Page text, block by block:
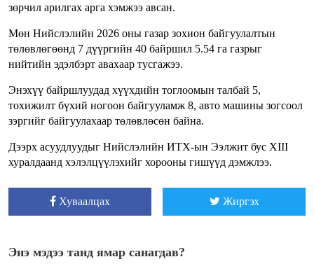
зөрчил арилгах арга хэмжээ авсан.
Мөн Нийслэлийн 2026 оны газар зохион байгуулалтын
төлөвлөгөөнд 7 дүүргийн 40 байршил 5.54 га газрыг
нийтийн эдэлбэрт авахаар тусгажээ.
Энэхүү байршлуудад хүүхдийн тоглоомын талбай 5,
тохижилт бүхий ногоон байгууламж 8, авто машины зогсоол
зэргийг байгуулахаар төлөвлөсөн байна.
Дээрх асуудлуудыг Нийслэлийн ИТХ-ын Ээлжит бус XIII
хуралдаанд хэлэлцүүлэхийг хорооны гишүүд дэмжлээ.
Хуваалцах Жиргэх
Энэ мэдээ танд ямар санагдав?